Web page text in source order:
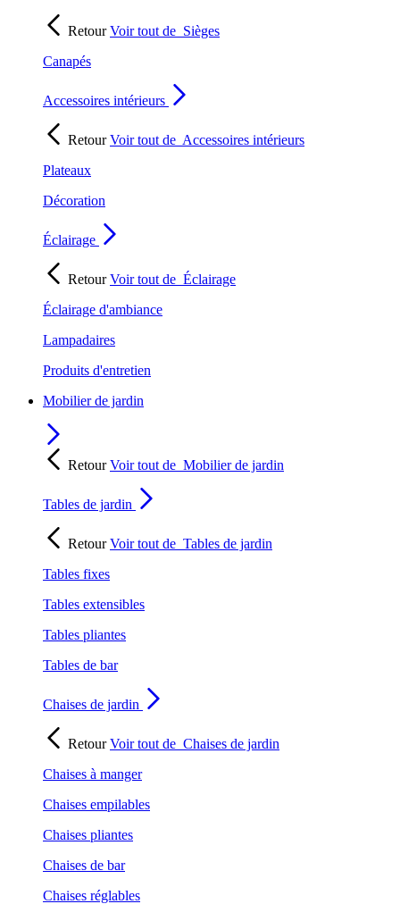
RetourVoir tout de Sièges
Canapés
Accessoires intérieurs
RetourVoir tout de Accessoires intérieurs
Plateaux
Décoration
Éclairage
RetourVoir tout de Éclairage
Éclairage d'ambiance
Lampadaires
Produits d'entretien
Mobilier de jardin
RetourVoir tout de Mobilier de jardin
Tables de jardin
RetourVoir tout de Tables de jardin
Tables fixes
Tables extensibles
Tables pliantes
Tables de bar
Chaises de jardin
RetourVoir tout de Chaises de jardin
Chaises à manger
Chaises empilables
Chaises pliantes
Chaises de bar
Chaises réglables